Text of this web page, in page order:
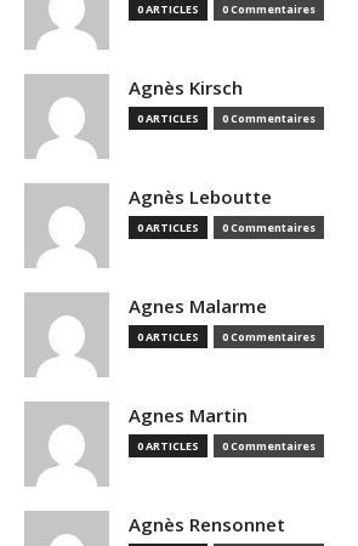
0 ARTICLES 0 Commentaires
Agnès Kirsch
0 ARTICLES 0 Commentaires
Agnès Leboutte
0 ARTICLES 0 Commentaires
Agnes Malarme
0 ARTICLES 0 Commentaires
Agnes Martin
0 ARTICLES 0 Commentaires
Agnès Rensonnet